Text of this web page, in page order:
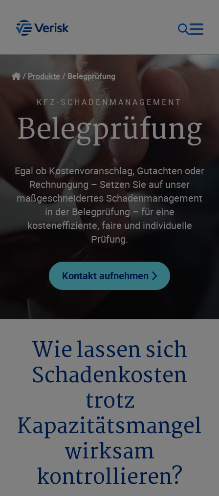
Unsere Lösungen
Ressourcen
Unternehmen
Kontakt
Deutschland (DE)
Produkte Belegprüfung
KFZ-SCHADENMANAGEMENT
Belegprüfung
Egal ob Kostenvoranschlag, Gutachten oder
Rechnungung – Setzen Sie auf unser
maßgeschneidertes Schadenmanagement
in der Belegprüfung – für eine
kosteneffiziente, faire und individuelle
Prüfung.
Kontakt aufnehmen
Wie lassen sich
Schadenkosten
trotz
Kapazitätsmangel
wirksam
kontrollieren?